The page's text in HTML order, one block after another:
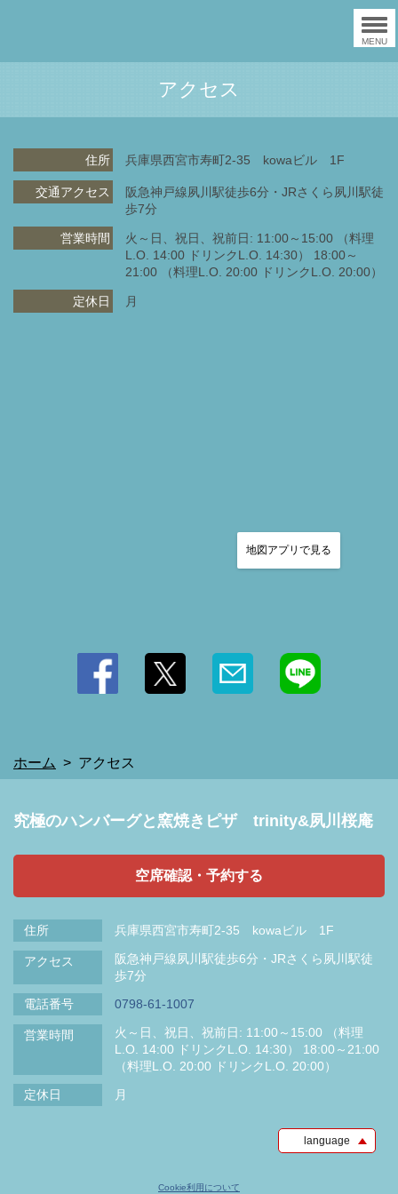
MENU
アクセス
住所 兵庫県西宮市寿町2-35 kowaビル 1F
交通アクセス
阪急神戸線夙川駅徒歩6分・JRさくら夙川駅徒
歩7分
営業時間
火～日、祝日、祝前日: 11:00～15:00 （料理
L.O. 14:00 ドリンクL.O. 14:30） 18:00～
21:00 （料理L.O. 20:00 ドリンクL.O. 20:00）
定休日 月
地図アプリで見る
ホーム アクセス
究極のハンバーグと窯焼きピザ trinity&夙川桜庵
空席確認・予約する
住所 兵庫県西宮市寿町2-35 kowaビル 1F
アクセス
阪急神戸線夙川駅徒歩6分・JRさくら夙川駅徒
歩7分
電話番号
0798-61-1007
営業時間
火～日、祝日、祝前日: 11:00～15:00 （料理
L.O. 14:00 ドリンクL.O. 14:30） 18:00～21:00
（料理L.O. 20:00 ドリンクL.O. 20:00）
定休日
月
language
Cookie利用について